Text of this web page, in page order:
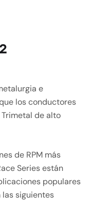
e
los conductores
de alto
de RPM más
Series están
populares
siguientes